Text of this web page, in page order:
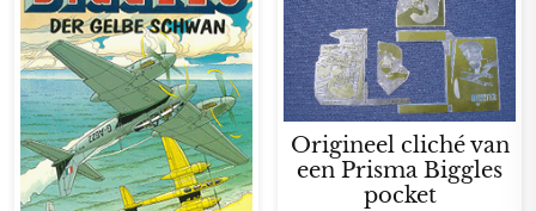
Origineel cliché van
een Prisma Biggles
pocket